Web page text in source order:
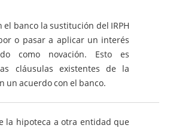
el banco la sustitución del IRPH
o pasar a aplicar un interés
como novación. Esto es
cláusulas existentes de la
un acuerdo con el banco.
la hipoteca a otra entidad que